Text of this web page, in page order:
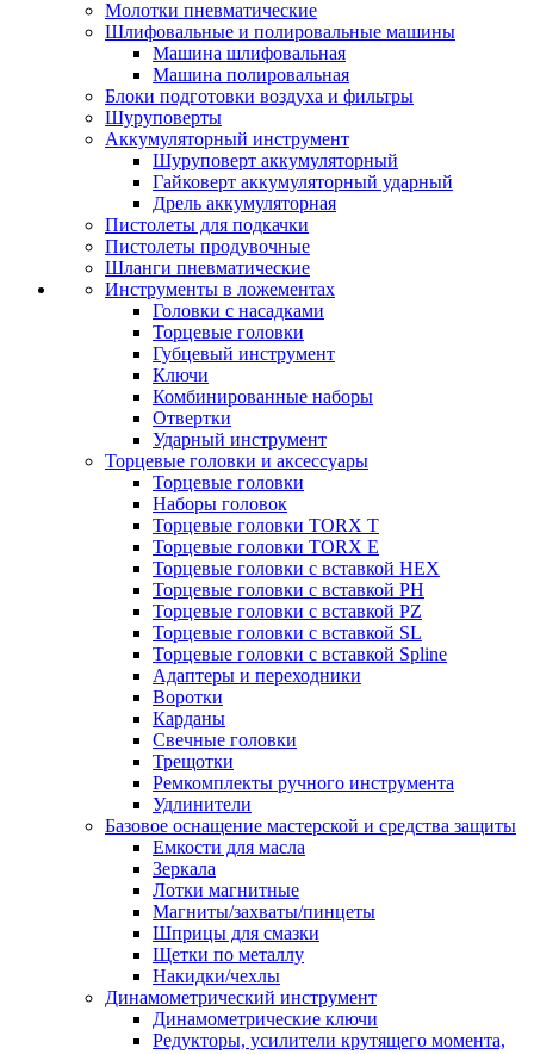
Молотки пневматические
Шлифовальные и полировальные машины
Машина шлифовальная
Машина полировальная
Блоки подготовки воздуха и фильтры
Шуруповерты
Аккумуляторный инструмент
Шуруповерт аккумуляторный
Гайковерт аккумуляторный ударный
Дрель аккумуляторная
Пистолеты для подкачки
Пистолеты продувочные
Шланги пневматические
Инструменты в ложементах
Головки с насадками
Торцевые головки
Губцевый инструмент
Ключи
Комбинированные наборы
Отвертки
Ударный инструмент
Торцевые головки и аксессуары
Торцевые головки
Наборы головок
Торцевые головки TORX T
Торцевые головки TORX Е
Торцевые головки с вставкой HEX
Торцевые головки с вставкой PH
Торцевые головки с вставкой PZ
Торцевые головки с вставкой SL
Торцевые головки с вставкой Spline
Адаптеры и переходники
Воротки
Карданы
Свечные головки
Трещотки
Ремкомплекты ручного инструмента
Удлинители
Базовое оснащение мастерской и средства защиты
Емкости для масла
Зеркала
Лотки магнитные
Магниты/захваты/пинцеты
Шприцы для смазки
Щетки по металлу
Накидки/чехлы
Динамометрический инструмент
Динамометрические ключи
Редукторы, усилители крутящего момента,